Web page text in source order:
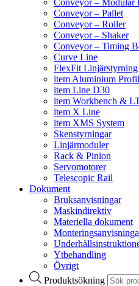
Conveyor – Modular
Conveyor – Pallet
Conveyor – Roller
Conveyor – Shaker
Conveyor – Timing
Curve Line
FlexFit Linjärstyrning
item Aluminium
item Line D30
item Workbench &
item X Line
item XMS System
Skenstyrningar
Linjärmoduler
Rack & Pinion
Servomotorer
Telescopic Rail
Dokument
Bruksanvisningar
Maskindirektiv
Materiella dokument
Ytbehandling
Övrigt
Produktsökning